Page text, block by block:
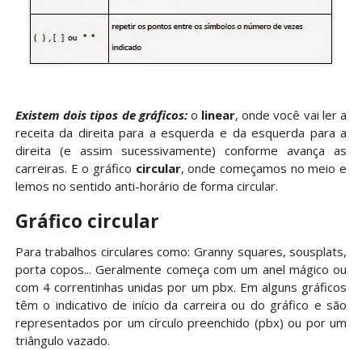
Existem dois tipos de gráficos:o linear, onde você vai ler a
receita da direita para a esquerda e da esquerda para a
direita (e assim sucessivamente) conforme avança as
carreiras. E o gráfico circular, onde começamos no meio e
lemos no sentido anti-horário de forma circular.
Gráfico circular
Para trabalhos circulares como: Granny squares, sousplats,
porta copos... Geralmente começa com um anel mágico ou
com 4 correntinhas unidas por um pbx. Em alguns gráficos
têm o indicativo de início da carreira ou do gráfico e são
representados por um círculo preenchido (pbx) ou por um
triângulo vazado.